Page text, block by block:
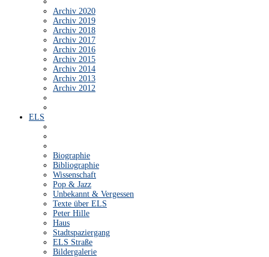
Archiv 2020
Archiv 2019
Archiv 2018
Archiv 2017
Archiv 2016
Archiv 2015
Archiv 2014
Archiv 2013
Archiv 2012
ELS
Biographie
Bibliographie
Wissenschaft
Pop & Jazz
Unbekannt & Vergessen
Texte über ELS
Peter Hille
Haus
Stadtspaziergang
ELS Straße
Bildergalerie